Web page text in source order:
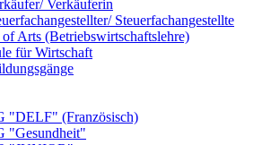
Verkäuferin
Steuerfachangestellte
Arts (Betriebswirtschaftslehre)
für Wirtschaft
"DELF" (Französisch)
"Gesundheit"